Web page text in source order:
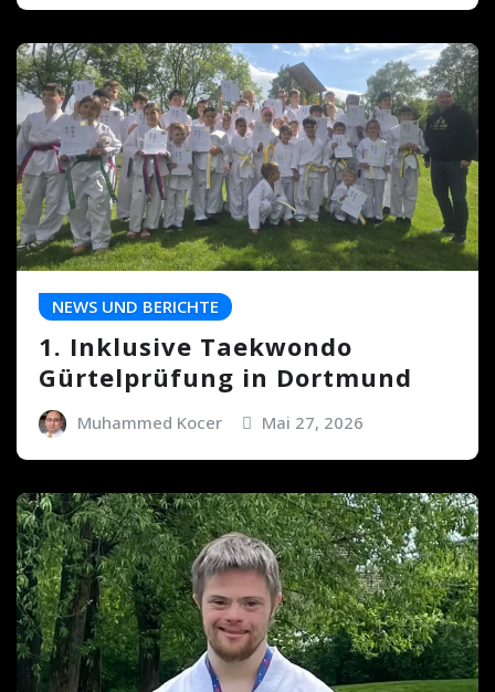
NEWS UND BERICHTE
1. Inklusive Taekwondo
Gürtelprüfung in Dortmund
Muhammed Kocer Mai 27, 2026